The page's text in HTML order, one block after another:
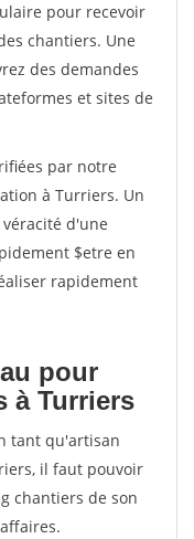
pour recevoir
chantiers. Une
des demandes
et sites de
par notre
à Turriers. Un
d'une
$etre en
rapidement
pour
à Turriers
tant qu'artisan
il faut pouvoir
chantiers de son